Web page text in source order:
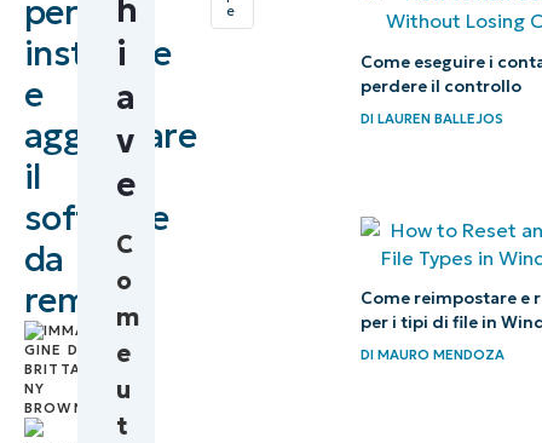
per
installare
e
aggiornare
il
software
da
remoto
di
Brittany
Brown
Winget
Come
utilizzare
le
Winget
Come
utilizzare
Winget
su larga
scala
h
i
a
v
e
C
o
m
e
u
t
e
Come eseguire i
perdere il controllo
DILAUREN BALLEJOS
Come reimpostare e
per i tipi di file in
DIMAURO MENDOZA